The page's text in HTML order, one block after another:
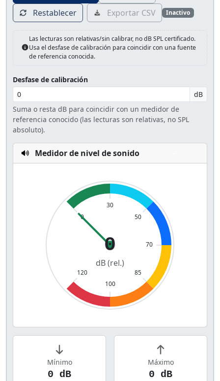
Restablecer
Exportar CSV Inactivo
Las lecturas son relativas/sin calibrar, no dB SPL certificado.
Usa el desfase de calibración para coincidir con una fuente
de referencia conocida.
Desfase de calibración
dB
Suma o resta dB para coincidir con un medidor de
referencia conocido (las lecturas son relativas, no SPL
absoluto).
Medidor de nivel de sonido
0
dB (rel.)
Mínimo
0 dB
Máximo
0 dB